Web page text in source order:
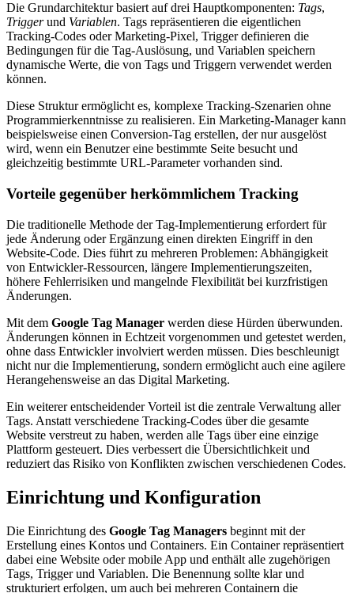
Die Grundarchitektur basiert auf drei Hauptkomponenten: Tags,
Triggerund Variablen. Tags repräsentieren die eigentlichen
Tracking-Codes oder Marketing-Pixel, Trigger definieren die
Bedingungen für die Tag-Auslösung, und Variablen speichern
dynamische Werte, die von Tags und Triggern verwendet werden
können.
Diese Struktur ermöglicht es, komplexe Tracking-Szenarien ohne
Programmierkenntnisse zu realisieren. Ein Marketing-Manager kann
beispielsweise einen Conversion-Tag erstellen, der nur ausgelöst
wird, wenn ein Benutzer eine bestimmte Seite besucht und
gleichzeitig bestimmte URL-Parameter vorhanden sind.
Vorteile gegenüber herkömmlichem Tracking
Die traditionelle Methode der Tag-Implementierung erfordert für
jede Änderung oder Ergänzung einen direkten Eingriff in den
Website-Code. Dies führt zu mehreren Problemen: Abhängigkeit
von Entwickler-Ressourcen, längere Implementierungszeiten,
höhere Fehlerrisiken und mangelnde Flexibilität bei kurzfristigen
Änderungen.
Mit dem Google Tag Manager werden diese Hürden überwunden.
Änderungen können in Echtzeit vorgenommen und getestet werden,
ohne dass Entwickler involviert werden müssen. Dies beschleunigt
nicht nur die Implementierung, sondern ermöglicht auch eine agilere
Herangehensweise an das Digital Marketing.
Ein weiterer entscheidender Vorteil ist die zentrale Verwaltung aller
Tags. Anstatt verschiedene Tracking-Codes über die gesamte
Website verstreut zu haben, werden alle Tags über eine einzige
Plattform gesteuert. Dies verbessert die Übersichtlichkeit und
reduziert das Risiko von Konflikten zwischen verschiedenen Codes.
Einrichtung und Konfiguration
Die Einrichtung des Google Tag Managers beginnt mit der
Erstellung eines Kontos und Containers. Ein Container repräsentiert
dabei eine Website oder mobile App und enthält alle zugehörigen
Tags, Trigger und Variablen. Die Benennung sollte klar und
strukturiert erfolgen, um auch bei mehreren Containern die